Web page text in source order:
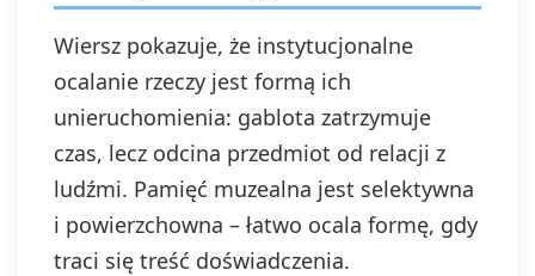
Wiersz pokazuje, że instytucjonalne
ocalanie rzeczy jest formą ich
unieruchomienia: gablota zatrzymuje
czas, lecz odcina przedmiot od relacji z
ludźmi. Pamięć muzealna jest selektywna
i powierzchowna – łatwo ocala formę, gdy
traci się treść doświadczenia.